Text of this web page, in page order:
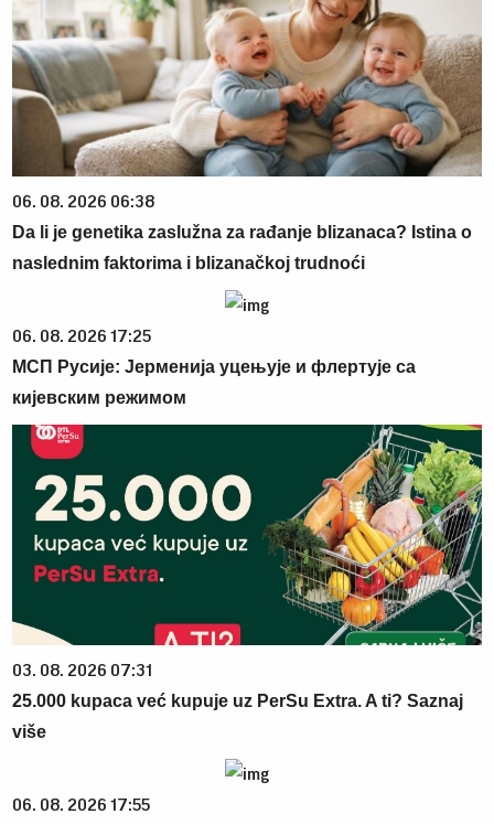
06. 08. 2026 06:38
Da li je genetika zaslužna za rađanje blizanaca? Istina o
naslednim faktorima i blizanačkoj trudnoći
06. 08. 2026 17:25
МСП Русије: Јерменија уцењује и флертује са
кијевским режимом
03. 08. 2026 07:31
25.000 kupaca već kupuje uz PerSu Extra. A ti? Saznaj
više
06. 08. 2026 17:55